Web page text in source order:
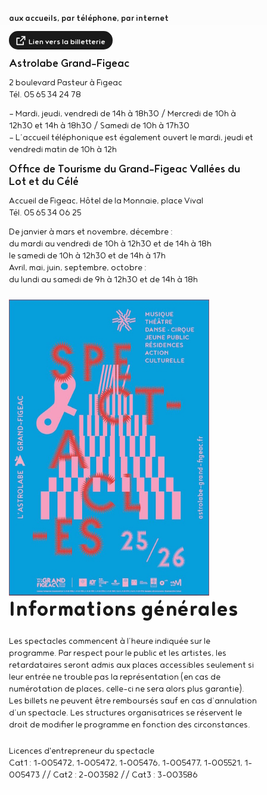
aux accueils, par téléphone, par internet
Lien vers la billetterie
Astrolabe Grand-Figeac
2 boulevard Pasteur à Figeac
Tél. 05 65 34 24 78
— Mardi, jeudi, vendredi de 14h à 18h30 / Mercredi de 10h à
12h30 et 14h à 18h30 / Samedi de 10h à 17h30
— L’accueil téléphonique est également ouvert le mardi, jeudi et
vendredi matin de 10h à 12h
Office de Tourisme du Grand-Figeac Vallées du
Lot et du Célé
Accueil de Figeac, Hôtel de la Monnaie, place Vival
Tél. 05 65 34 06 25
De janvier à mars et novembre, décembre :
du mardi au vendredi de 10h à 12h30 et de 14h à 18h
le samedi de 10h à 12h30 et de 14h à 17h
Avril, mai, juin, septembre, octobre :
du lundi au samedi de 9h à 12h30 et de 14h à 18h
Informations générales
Les spectacles commencent à l’heure indiquée sur le
programme. Par respect pour le public et les artistes, les
retardataires seront admis aux places accessibles seulement si
leur entrée ne trouble pas la représentation (en cas de
numérotation de places, celle-ci ne sera alors plus garantie).
Les billets ne peuvent être remboursés sauf en cas d’annulation
d’un spectacle. Les structures organisatrices se réservent le
droit de modifier le programme en fonction des circonstances.
Licences d'entrepreneur du spectacle
Cat1 : 1-005472, 1-005472, 1-005476, 1-005477, 1-005521, 1-
005473 // Cat2 : 2-003582 // Cat3 : 3-003586